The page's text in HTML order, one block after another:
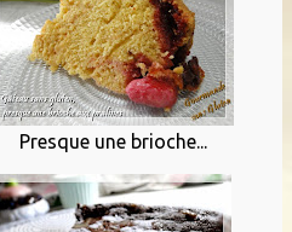
Presque une brioche...